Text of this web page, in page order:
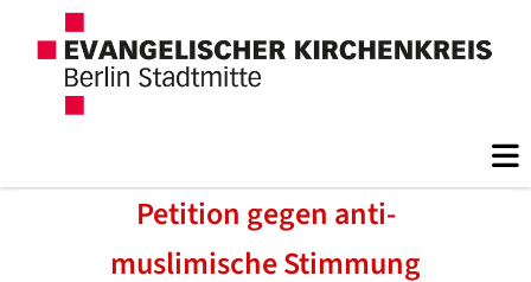
Petition gegen anti-
muslimische Stimmung